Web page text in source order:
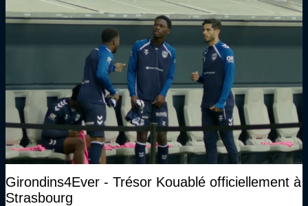
Girondins4Ever - Trésor Kouablé officiellement à
Strasbourg